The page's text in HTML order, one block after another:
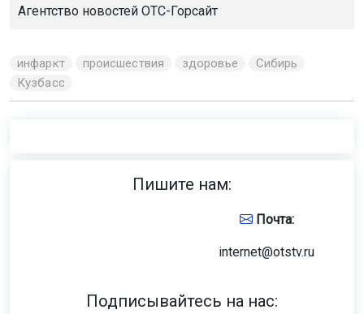
Агентство новостей ОТС-Горсайт
инфаркт происшествия здоровье
Сибирь
Кузбасс
Пишите нам:
Почта:
internet@otstv.ru
Подписывайтесь на нас: